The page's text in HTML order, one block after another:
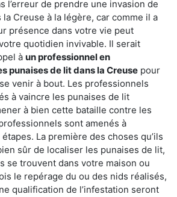
l’erreur de prendre une invasion de
Creuse à la légère, car comme il a
présence dans votre vie peut
quotidien invivable. Il serait
à un professionnel en
punaises de lit dans la Creuse pour
venir à bout. Les professionnels
à vaincre les punaises de lit
à bien cette bataille contre les
sont amenés à
La première des choses qu’ils
sûr de localiser les punaises de lit,
se trouvent dans votre maison ou
le repérage du ou des nids réalisés,
qualification de l’infestation seront